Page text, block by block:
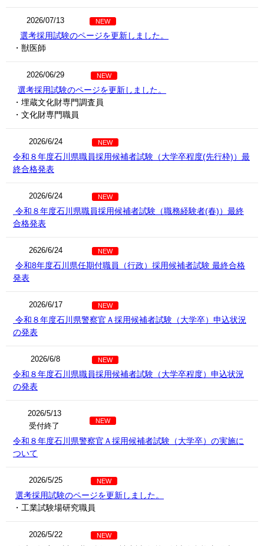
2026/07/13 NEW
選考採用試験のページを更新しました。
・獣医師
2026/06/29 NEW
選考採用試験のページを更新しました。
・埋蔵文化財専門調査員
・文化財専門職員
2026/6/24 NEW
令和８年度石川県職員採用候補者試験（大学卒程度(先行枠)）最
終合格発表
2026/6/24 NEW
令和８年度石川県職員採用候補者試験（職務経験者(春)）最終
合格発表
2626/6/24 NEW
令和8年度石川県任期付職員（行政）採用候補者試験 最終合格
発表
2026/6/17 NEW
令和８年度石川県警察官Ａ採用候補者試験（大学卒）申込状況
の発表
2026/6/8 NEW
令和８年度石川県職員採用候補者試験（大学卒程度）申込状況
の発表
2026/5/13
受付終了
NEW
令和８年度石川県警察官Ａ採用候補者試験（大学卒）の実施に
ついて
2026/5/25 NEW
選考採用試験のページを更新しました。
・工業試験場研究職員
2026/5/22 NEW